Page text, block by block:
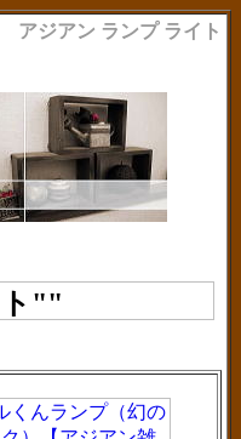
アジアン ランプ ライト